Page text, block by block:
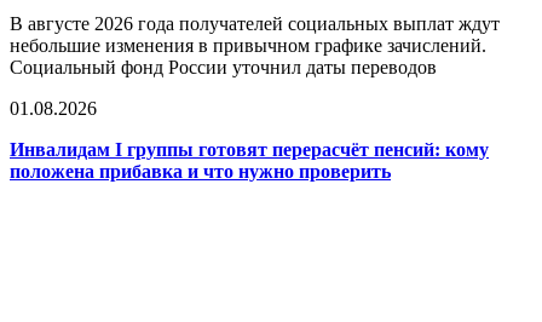
В августе 2026 года получателей социальных выплат ждут
небольшие изменения в привычном графике зачислений.
Социальный фонд России уточнил даты переводов
01.08.2026
Инвалидам I группы готовят перерасчёт пенсий: кому
положена прибавка и что нужно проверить